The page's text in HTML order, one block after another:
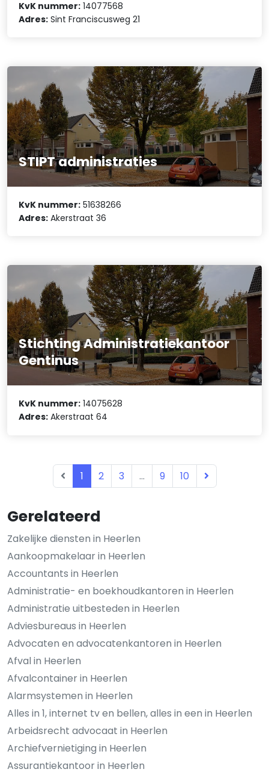
Gerelateerd
Zakelijke diensten in Heerlen
Aankoopmakelaar in Heerlen
Accountants in Heerlen
Administratie- en boekhoudkantoren in Heerlen
Administratie uitbesteden in Heerlen
Adviesbureaus in Heerlen
Advocaten en advocatenkantoren in Heerlen
Afval in Heerlen
Afvalcontainer in Heerlen
Alarmsystemen in Heerlen
Alles in 1, internet tv en bellen, alles in een in Heerlen
Arbeidsrecht advocaat in Heerlen
Archiefvernietiging in Heerlen
Assurantiekantoor in Heerlen
KvK nummer: 14077568
Adres: Sint Franciscusweg 21
STIPT administraties
KvK nummer: 51638266
Adres: Akerstraat 36
Stichting Administratiekantoor
Gentinus
KvK nummer: 14075628
Adres: Akerstraat 64
1 2 3 ... 9 10